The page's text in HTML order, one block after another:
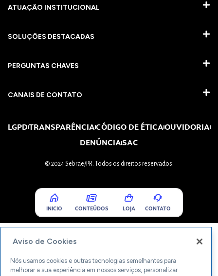
ATUAÇÃO INSTITUCIONAL
SOLUÇÕES DESTACADAS
PERGUNTAS CHAVES​
CANAIS DE CONTATO
LGPDTRANSPARÊNCIACÓDIGO DE ÉTICAOUVIDORIA
DENÚNCIASAC
© 2024 Sebrae/PR. Todos os direitos reservados.
INICIO CONTEÚDOS LOJA CONTATO
Aviso de Cookies
Nós usamos cookies e outras tecnologias semelhantes para
melhorar a sua experiência em nossos serviços, personalizar